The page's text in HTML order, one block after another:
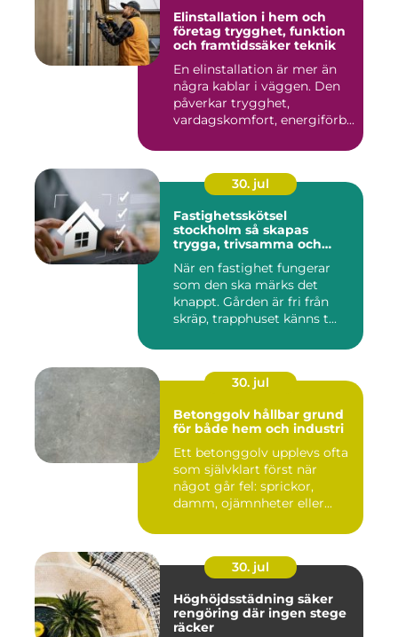
Elinstallation i hem och
företag trygghet, funktion
och framtidssäker teknik
En elinstallation är mer än
några kablar i väggen. Den
påverkar trygghet,
vardagskomfort, energiförb...
30. jul
Fastighetsskötsel
stockholm så skapas
trygga, trivsamma och
När en fastighet fungerar
som den ska märks det
knappt. Gården är fri från
skräp, trapphuset känns t...
30. jul
Betonggolv hållbar grund
för både hem och industri
Ett betonggolv upplevs ofta
som självklart först när
något går fel: sprickor,
damm, ojämnheter eller...
30. jul
Höghöjdsstädning säker
rengöring där ingen stege
räcker